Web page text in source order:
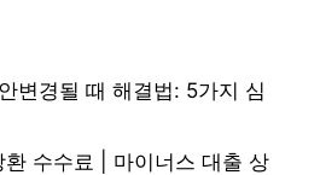
변경될 때 해결법: 5가지 심
수수료 | 마이너스 대출 상